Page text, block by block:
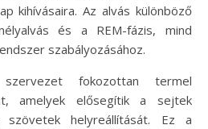
kihívásaira. Az alvás különböző
és a REM-fázis, mind
szabályozásához.
fokozottan termel
amelyek elősegítik a sejtek
helyreállítását. Ez a